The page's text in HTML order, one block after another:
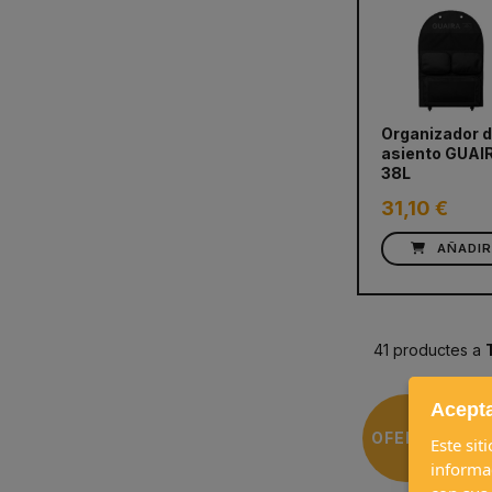
Organizador
asiento
38L
31,10 €
AÑADIR
41 productes a
OFERTAEste